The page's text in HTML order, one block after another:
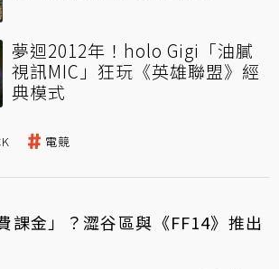
夢迴2012年！holo Gigi「油膩
視訊MIC」狂玩《英雄聯盟》經
典模式
電競
課金」？澀谷區與《FF14》推出